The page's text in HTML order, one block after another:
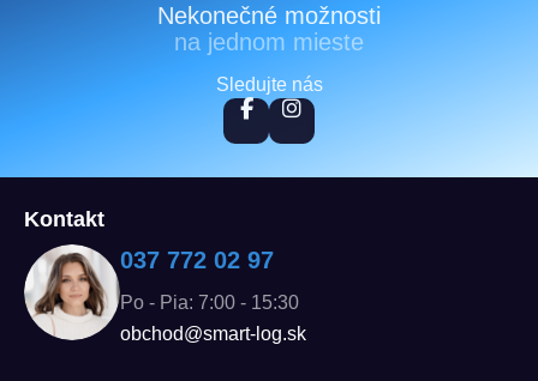
Nekonečné možnosti
na jednom mieste
Sledujte nás
Kontakt
037 772 02 97
Po - Pia: 7:00 - 15:30
obchod@smart-log.sk